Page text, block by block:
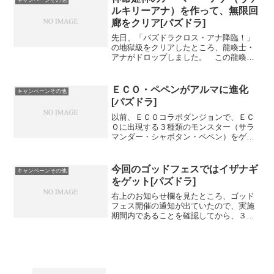
を投入し続けたところ、...
ルキリーアナ）を作って、無限回
廊をクリア[パズドラ]
先日、「パズドラクロス・アナ降臨！」
の地獄級をクリアしたところ、龍喚士・
アナがドロップしました。 この龍喚
ズ／豊穣神・ホーリーセレス／滅法の黒
龍契士・ティフォンをさらに...
キャンペーンその他
ＥＣＯ・ペペンがアルマに進化
[パズドラ]
以前、ＥＣＯコラボダンジョンで、ＥＣ
Ｏに出現する３種類のモンスター（サラ
マンダー・シャボタン・ペペン）をゲッ
ができたものの、ＥＣＯ・ペペンについ
てはその頃はまだ進化に必...
キャンペーンその他
今回のゴッドフェスではイザナギ
をゲット[パズドラ]
右上のお知らせ欄を見たところ、ゴッド
フェス開催の通知が出ていたので、実施
期間内であることを確認してから、３回